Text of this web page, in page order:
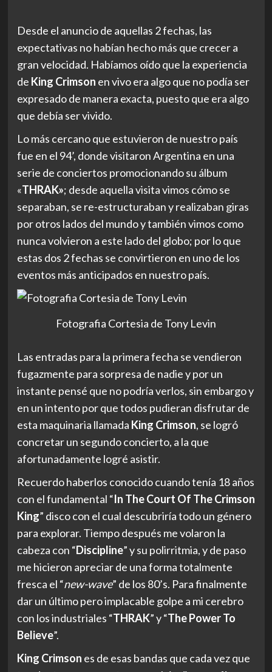
fue en el 94’, donde visitaron Argentina en una
serie de conciertos promocionando su álbum
«THRAK»; desde aquella visita vimos cómo se
separaban, se re-estructuraban y realizaban giras
por otros lados del mundo y también vimos como
nunca volvieron a este lado del globo; por lo que
eventos más anticipados en nuestro país.
Fotografia Cortesia de Tony Levin
Las entradas para la primera fecha se vendieron
fugazmente para sorpresa de nadie y por un
instante pensé que no podría verlos, sin embargo y
en un intento por que todos pudieran disfrutar de
esta maquinaria llamadaKing Crimson
afortunadamente logré asistir.
Recuerdo haberlos conocido cuando tenía 18 años
con el fundamental “In The Court Of The Crimson
King” disco con el cual descubriría todo un género
para explorar. Tiempo después me volaron la
cabeza con “Discipline” y su polirritmia, y de paso
me hicieron apreciar de una forma totalmente
fresca el “new-wave” de los 80’s. Para finalmente
con los industriales “THRAK” y “The Power To
Believe”.
King Crimson es de esas bandas que cada vez que
te adentras en su vasta y compleja discografía,
siempre terminas descubriendo algo nuevo. Todas
sus composiciones están llenas de pequeños
detalles que no siempre se revelan al primer
contacto. Y durante toda la carrera de este magno
proyecto, estuvieron mutando su sonido.
CuandoRobert Frippanuncio el line-up de músicos